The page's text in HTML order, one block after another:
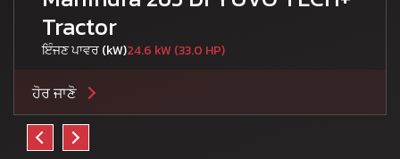
Tractor
ਇੰਜਣ ਪਾਵਰ (kW)24.6 kW (33.0 HP)
ਹੋਰ ਜਾਣੋ